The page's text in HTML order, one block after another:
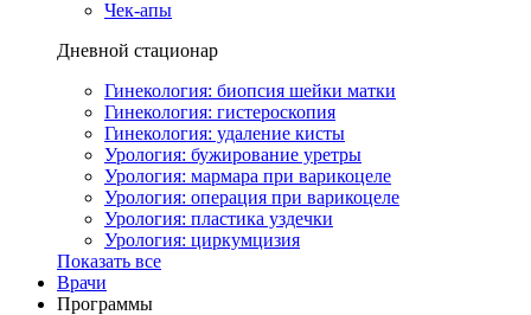
Чек-апы
Дневной стационар
Гинекология: биопсия шейки матки
Гинекология: гистероскопия
Гинекология: удаление кисты
Урология: бужирование уретры
Урология: мармара при варикоцеле
Урология: операция при варикоцеле
Урология: пластика уздечки
Урология: циркумцизия
Показать все
Врачи
Программы